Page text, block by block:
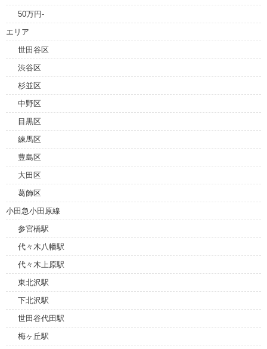
50万円-
エリア
世田谷区
渋谷区
杉並区
中野区
目黒区
練馬区
豊島区
大田区
葛飾区
小田急小田原線
参宮橋駅
代々木八幡駅
代々木上原駅
東北沢駅
下北沢駅
世田谷代田駅
梅ヶ丘駅